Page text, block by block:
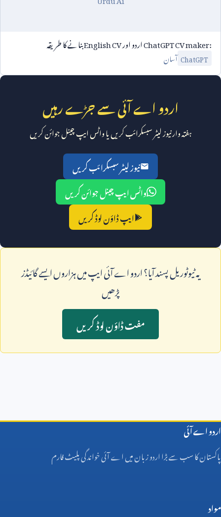
ChatGPT CV maker:اردو اورEnglish CVبنانے کا طریقہ
ChatGPTآسان
اردو اے آئی سے جڑے رہیں
ہفتہ وار نیوز لیٹر سبسکرائب کریں یا واٹس ایپ چینل جوائن کریں
نیوز لیٹر سبسکرائب کریں
واٹس ایپ چینل جوائن کریں
ایپ ڈاؤن لوڈ کریں
يہ ٹيوٹوريل پسند آيا؟ اردو اے آئی ايپ ميں ہزاروں ايسے گائيڈز
پڑھيں
مفت ڈاؤن لوڈ کريں
اردو اے آئی
پاکستان کا سب سے بڑا اردو زبان میں اے آئی خواندگی پلیٹ فارم
مواد